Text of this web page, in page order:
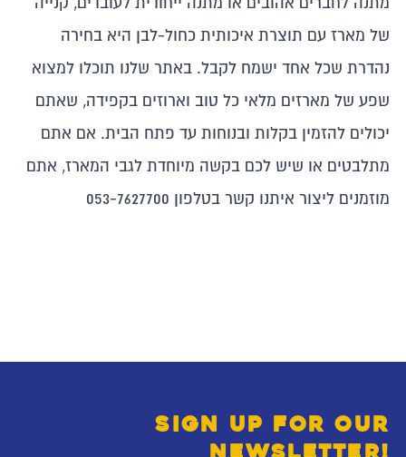
של מארז עם תוצרת איכותית כחול-לבן היא בחירה
נהדרת שכל אחד ישמח לקבל. באתר שלנו תוכלו למצוא
שפע של מארזים מלאי כל טוב וארוזים בקפידה, שאתם
יכולים להזמין בקלות ובנוחות עד פתח הבית. אם אתם
מתלבטים או שיש לכם בקשה מיוחדת לגבי המארז, אתם
מוזמנים ליצור איתנו קשר בטלפון 053-7627700
SIGN UP FOR OUR